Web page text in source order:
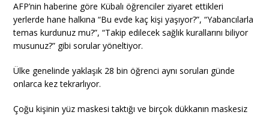
AFP’nin haberine göre Kübalı öğrenciler ziyaret ettikleri
yerlerde hane halkına “Bu evde kaç kişi yaşıyor?”, “Yabancılarla
temas kurdunuz mu?”, “Takip edilecek sağlık kurallarını biliyor
musunuz?” gibi sorular yöneltiyor.
Ülke genelinde yaklaşık 28 bin öğrenci aynı soruları günde
onlarca kez tekrarlıyor.
Çoğu kişinin yüz maskesi taktığı ve birçok dükkanın maskesiz